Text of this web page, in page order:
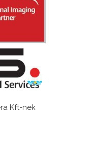
Kft-nek